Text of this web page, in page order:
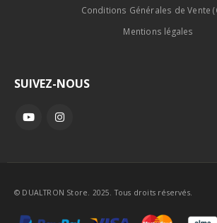
Conditions Générales de Vente
Mentions légales
SUIVEZ-NOUS
© DUALTRON Store. 2025. Tous droits réservés.